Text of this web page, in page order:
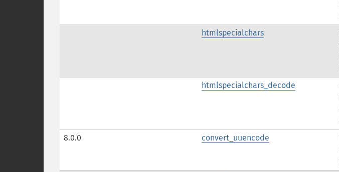
htmlspecialchars
htmlspecialchars_decode
8.0.0
convert_uuencode